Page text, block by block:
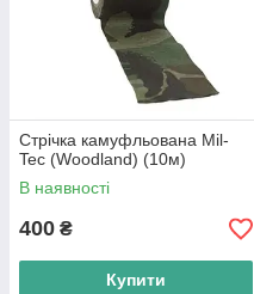
Стрічка камуфльована Mil-
Tec (Woodland) (10м)
В наявності
400 ₴
Купити